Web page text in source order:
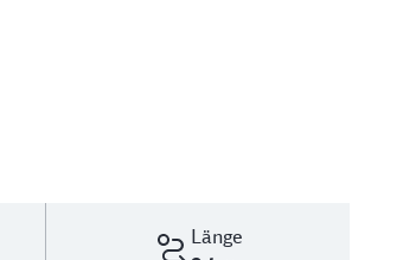
Länge